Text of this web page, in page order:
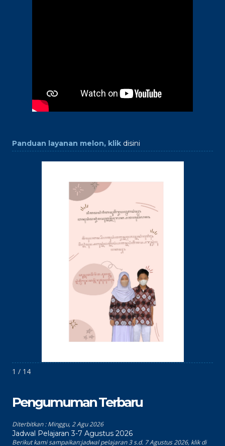
Panduan layanan melon, klik disini
1 / 14
Pengumuman Terbaru
Diterbitkan :Minggu, 2 Agu 2026
Jadwal Pelajaran 3-7 Agustus 2026
Berikut kami sampaikan:jadwal pelajaran 3 s.d. 7 Agustus 2026, klik di